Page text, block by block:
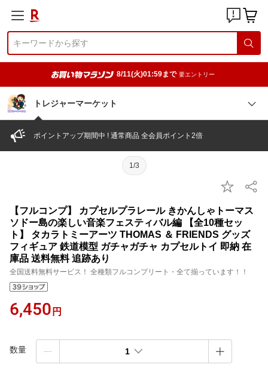
8/11(火)01:59まで 要エントリー
トレジャーマーケット
ポイントアップ期間中 ! 通常商品 全会員ポイント2倍
1/3
【フルコンプ】 カプセルプラレール きかんしゃトーマス
ソドー島の楽しい音楽フェスティバル編 【全10種セッ
ト】 タカラトミーアーツ THOMAS ＆ FRIENDS グッズ
フィギュア 鉄道模型 ガチャガチャ カプセルトイ 即納 在
庫品 送料無料 追跡あり
全国送料無料サービス！ 全種類フルコンプリート・全て揃っています！！
6,450 円
数量 1